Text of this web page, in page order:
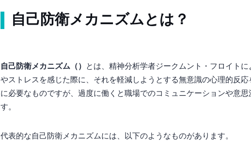
自己防衛メカニズムとは？
自己防衛メカニズム（Self-Defense Mechanisms）
とは、精神分析学者ジークムント・フロイト
やストレスを感じた際に、それを軽減しようとする無意識の心理的反
に必要なものですが、過度に働くと職場でのコミュニケーションや意
す。
代表的な自己防衛メカニズムには、以下のようなものがあります。